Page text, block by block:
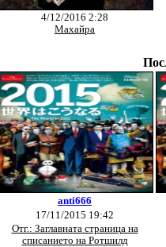
4/12/2016 2:28
Махайра
anti666
17/11/2015 19:42
Отг.: Заглавната страница на
списанието на Ротшилд